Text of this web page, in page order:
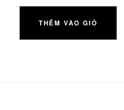
THÊM VÀO GIỎ